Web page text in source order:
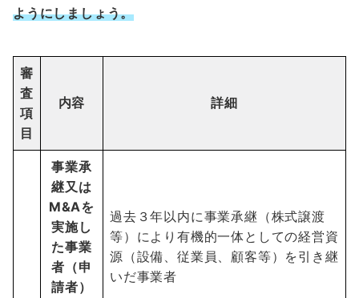
ようにしましょう。
審
査
項
目
内容 詳細
事業承
継又は
M&Aを
実施し
た事業
者（申
請者）
過去３年以内に事業承継（株式譲渡
等）により有機的一体としての経営資
源（設備、従業員、顧客等）を引き継
いだ事業者